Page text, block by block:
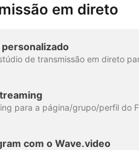
em direto
com o Wave.video